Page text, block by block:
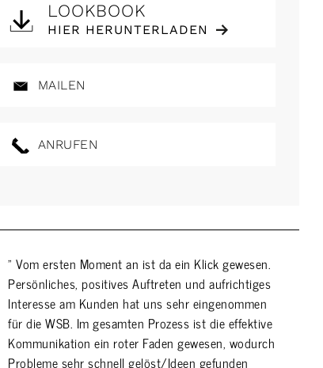
LOOKBOOK
HIER HERUNTERLADEN
MAILEN
ANRUFEN
" Vom ersten Moment an ist da ein Klick gewesen.
Persönliches, positives Auftreten und aufrichtiges
Interesse am Kunden hat uns sehr eingenommen
für die WSB. Im gesamten Prozess ist die effektive
Kommunikation ein roter Faden gewesen, wodurch
Probleme sehr schnell gelöst/Ideen gefunden